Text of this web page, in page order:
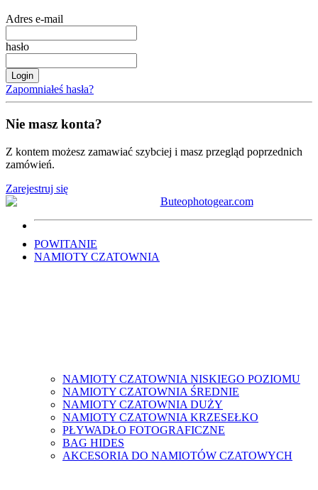
Adres e-mail
hasło
Login
Zapomniałeś hasła?
Nie masz konta?
Z kontem możesz zamawiać szybciej i masz przegląd poprzednich
zamówień.
Zarejestruj się
POWITANIE
NAMIOTY CZATOWNIA
NAMIOTY CZATOWNIA NISKIEGO POZIOMU
NAMIOTY CZATOWNIA ŚREDNIE
NAMIOTY CZATOWNIA DUŻY
NAMIOTY CZATOWNIA KRZESEŁKO
PŁYWADŁO FOTOGRAFICZNE
BAG HIDES
AKCESORIA DO NAMIOTÓW CZATOWYCH